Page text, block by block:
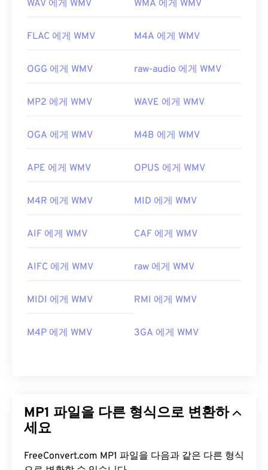
WAV 에게 WMV WMA 에게 WMV
FLAC 에게 WMV M4A 에게 WMV
OGG 에게 WMV raw-audio 에게 WMV
MP2 에게 WMV WAVE 에게 WMV
OGA 에게 WMV M4B 에게 WMV
APE 에게 WMV OPUS 에게 WMV
M4R 에게 WMV MID 에게 WMV
AIF 에게 WMV CAF 에게 WMV
AIFC 에게 WMV raw 에게 WMV
MIDI 에게 WMV RMI 에게 WMV
M4P 에게 WMV 3GA 에게 WMV
MP1 파일을 다른 형식으로 변환하
세요
FreeConvert.com MP1 파일을 다음과 같은 다른 형식